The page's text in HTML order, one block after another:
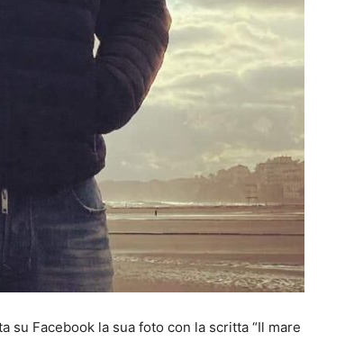
su Facebook la sua foto con la scritta “Il mare